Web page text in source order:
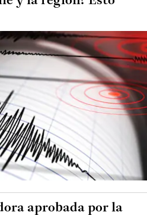
aprobada por la